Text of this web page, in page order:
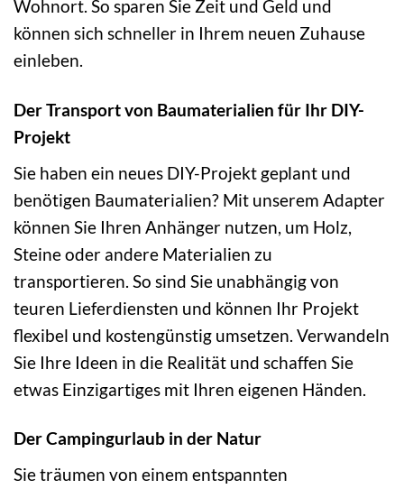
Wohnort. So sparen Sie Zeit und Geld und
können sich schneller in Ihrem neuen Zuhause
einleben.
Der Transport von Baumaterialien für Ihr DIY-
Projekt
Sie haben ein neues DIY-Projekt geplant und
benötigen Baumaterialien? Mit unserem Adapter
können Sie Ihren Anhänger nutzen, um Holz,
Steine oder andere Materialien zu
transportieren. So sind Sie unabhängig von
teuren Lieferdiensten und können Ihr Projekt
flexibel und kostengünstig umsetzen. Verwandeln
Sie Ihre Ideen in die Realität und schaffen Sie
etwas Einzigartiges mit Ihren eigenen Händen.
Der Campingurlaub in der Natur
Sie träumen von einem entspannten